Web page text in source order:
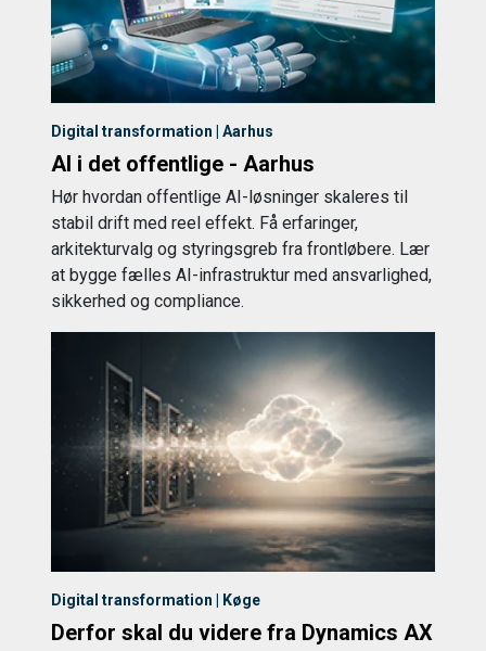
Digital transformation | Aarhus
AI i det offentlige - Aarhus
Hør hvordan offentlige AI-løsninger skaleres til
stabil drift med reel effekt. Få erfaringer,
arkitekturvalg og styringsgreb fra frontløbere. Lær
at bygge fælles AI-infrastruktur med ansvarlighed,
sikkerhed og compliance.
Digital transformation | Køge
Derfor skal du videre fra Dynamics AX